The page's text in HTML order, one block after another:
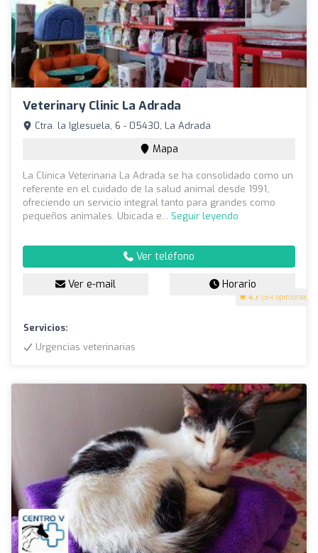
Veterinary Clinic La Adrada
4.7 (64 opiniones)
Ctra. la Iglesuela, 6 - 05430, La Adrada
Mapa
La Clínica Veterinaria La Adrada se ha consolidado como un
referente en el cuidado de la salud animal desde 1991,
ofreciendo un servicio integral tanto para grandes como
pequeños animales. Ubicada e... Seguir leyendo
Ver teléfono
Ver e-mail Horario
Servicios:
Urgencias veterinarias